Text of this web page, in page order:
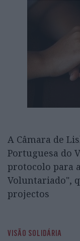
A Câmara de
Portuguesa do
protocolo para
Voluntariado",
projectos
VISÃO SOLIDÁRIA